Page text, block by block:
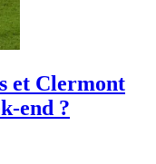
et Clermont
end ?